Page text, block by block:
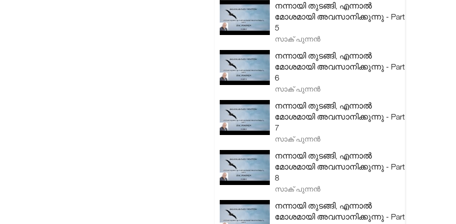
നന്നായി തുടങ്ങി, എന്നാൽ
മോശമായി അവസാനിക്കുന്നു - Part
5
സാക് പുന്നൻ
നന്നായി തുടങ്ങി, എന്നാൽ
മോശമായി അവസാനിക്കുന്നു - Part
6
സാക് പുന്നൻ
നന്നായി തുടങ്ങി, എന്നാൽ
മോശമായി അവസാനിക്കുന്നു - Part
7
സാക് പുന്നൻ
നന്നായി തുടങ്ങി, എന്നാൽ
മോശമായി അവസാനിക്കുന്നു - Part
8
സാക് പുന്നൻ
നന്നായി തുടങ്ങി, എന്നാൽ
മോശമായി അവസാനിക്കുന്നു - Part